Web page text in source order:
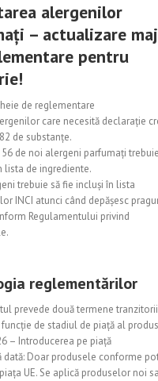
alergenilor
– actualizare
pentru
de reglementare
care necesită declarație
de substanțe.
de noi alergeni parfumați
lista de ingrediente.
trebuie să fie incluși în lista
INCI atunci când depășesc
Regulamentului privind
reglementărilor
prevede două termene tranzitorii
funcție de stadiul de piață al
– Introducerea pe piață
dată: Doar produsele conforme
UE. Se aplică produselor noi